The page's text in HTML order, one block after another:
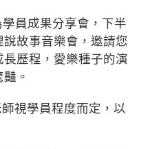
員成果分享會，下半
故事音樂會，邀請您
歷程，愛樂種子的演
。
視學員程度而定，以